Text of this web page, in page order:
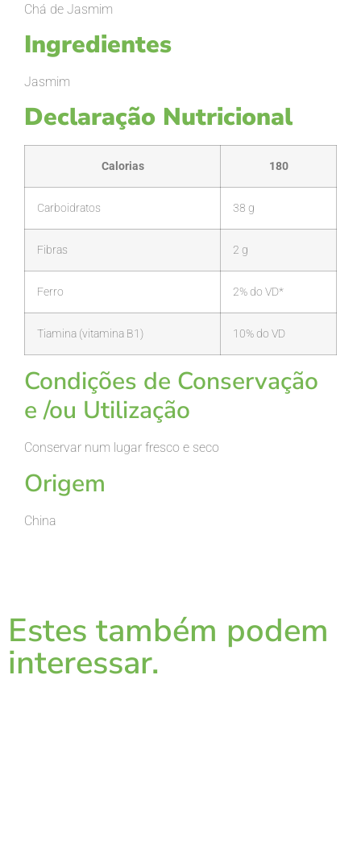
Chá de Jasmim
Ingredientes
Jasmim
Declaração Nutricional
Calorias 180
Carboidratos 38 g
Fibras 2 g
Ferro 2% do VD*
Tiamina (vitamina B1) 10% do VD
Condições de Conservação
e /ou Utilização
Conservar num lugar fresco e seco
Origem
China
Estes também podem
interessar.